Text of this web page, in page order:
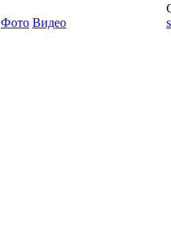
Фото Видео